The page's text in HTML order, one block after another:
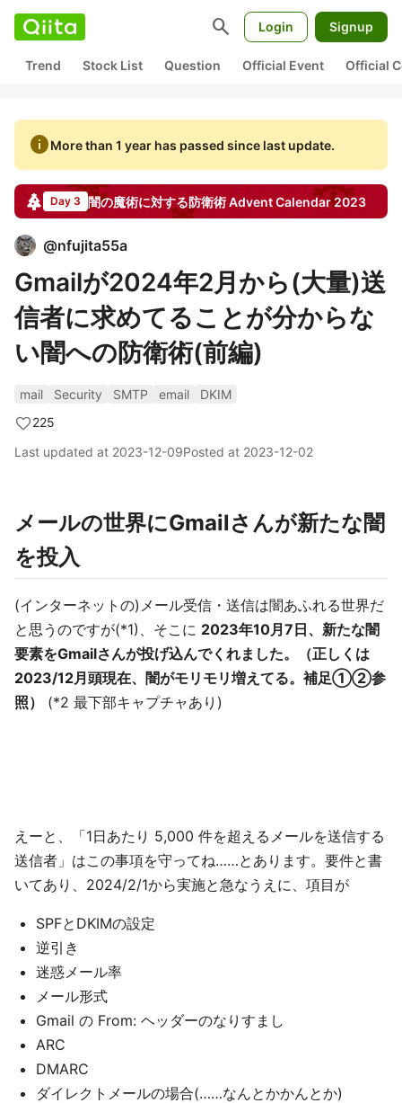
search Login Signup
Trend Stock List Question Official Event Official
infoMore than 1 year has passed since last update.
Day 3 闇の魔術に対する防衛術Advent Calendar 2023
@nfujita55a
Gmailが2024年2月から(大量)送
信者に求めてることが分からな
い闇への防衛術(前編)
mail Security SMTP email
DKIM
225
Last updated at 2023-12-09Posted at 2023-12-02
メールの世界にGmailさんが新たな闇
を投入
(インターネットの)メール受信・送信は闇あふれる世界だ
と思うのですが(*1)、そこに 2023年10月7日、新たな闇
要素をGmailさんが投げ込んでくれました。（正しくは
2023/12月頭現在、闇がモリモリ増えてる。補足①②参
照）
(*2 最下部キャプチャあり)
えーと、「1日あたり 5,000 件を超えるメールを送信する
送信者」はこの事項を守ってね……とあります。要件と書
いてあり、2024/2/1から実施と急なうえに、項目が
SPFとDKIMの設定
逆引き
迷惑メール率
メール形式
Gmail の From: ヘッダーのなりすまし
ARC
DMARC
ダイレクトメールの場合(……なんとかかんとか)